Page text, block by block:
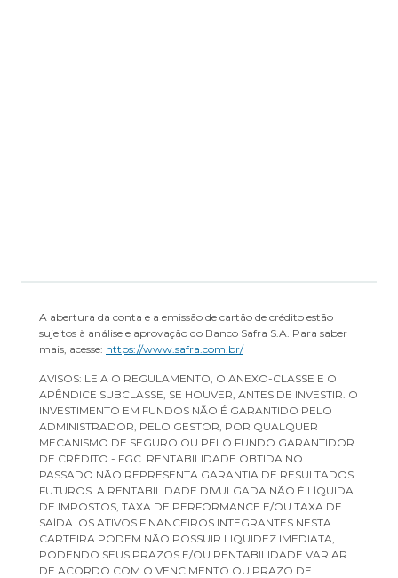
A abertura da conta e a emissão de cartão de crédito estão
sujeitos à análise e aprovação do Banco Safra S.A. Para saber
mais, acesse: https://www.safra.com.br/
AVISOS: LEIA O REGULAMENTO, O ANEXO-CLASSE E O
APÊNDICE SUBCLASSE, SE HOUVER, ANTES DE INVESTIR. O
INVESTIMENTO EM FUNDOS NÃO É GARANTIDO PELO
ADMINISTRADOR, PELO GESTOR, POR QUALQUER
MECANISMO DE SEGURO OU PELO FUNDO GARANTIDOR
DE CRÉDITO - FGC. RENTABILIDADE OBTIDA NO
PASSADO NÃO REPRESENTA GARANTIA DE RESULTADOS
FUTUROS. A RENTABILIDADE DIVULGADA NÃO É LÍQUIDA
DE IMPOSTOS, TAXA DE PERFORMANCE E/OU TAXA DE
SAÍDA. OS ATIVOS FINANCEIROS INTEGRANTES NESTA
CARTEIRA PODEM NÃO POSSUIR LIQUIDEZ IMEDIATA,
PODENDO SEUS PRAZOS E/OU RENTABILIDADE VARIAR
DE ACORDO COM O VENCIMENTO OU PRAZO DE